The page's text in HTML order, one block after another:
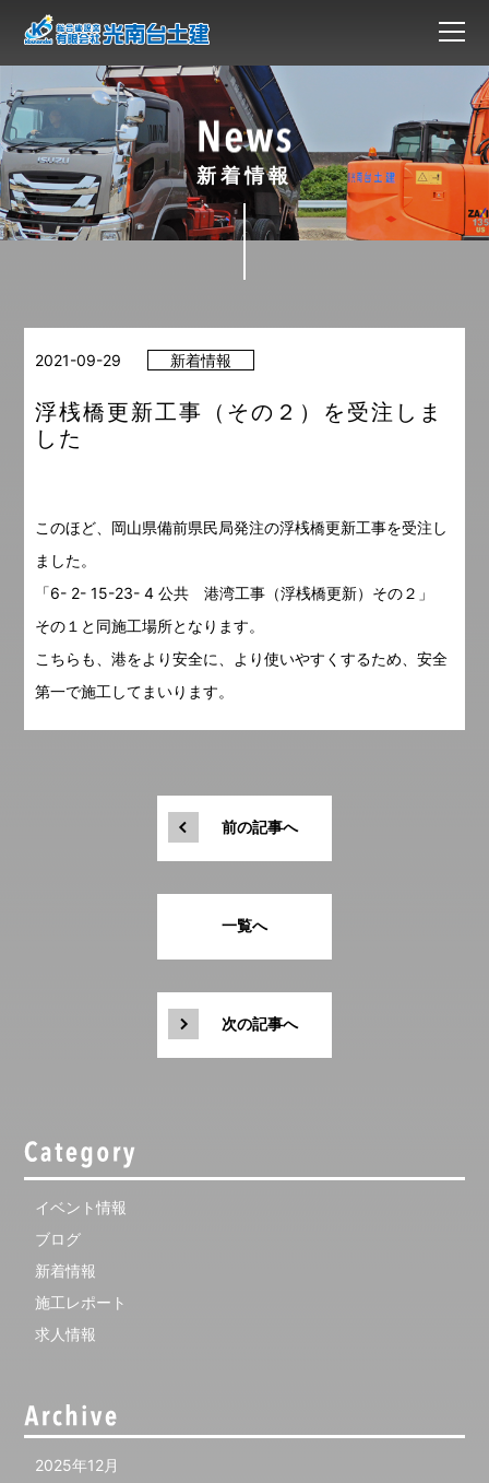
新着情報
2021-09-29 新着情報
浮桟橋更新工事（その２）を受注しま
した
このほど、岡山県備前県民局発注の浮桟橋更新工事を受注し
ました。
「6- 2- 15-23- 4 公共 港湾工事（浮桟橋更新）その２」
その１と同施工場所となります。
こちらも、港をより安全に、より使いやすくするため、安全
第一で施工してまいります。
前の記事へ
一覧へ
次の記事へ
イベント情報
ブログ
新着情報
施工レポート
求人情報
2025年12月